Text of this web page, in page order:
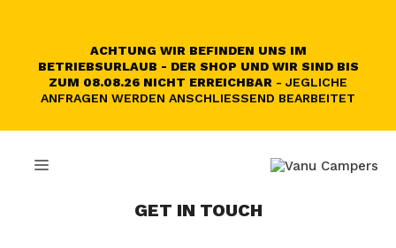
ACHTUNG WIR BEFINDEN UNS IM
BETRIEBSURLAUB - DER SHOP UND WIR SIND BIS
ZUM 08.08.26 NICHT ERREICHBAR - JEGLICHE
ANFRAGEN WERDEN ANSCHLIESSEND BEARBEITET
MENU
GET IN TOUCH